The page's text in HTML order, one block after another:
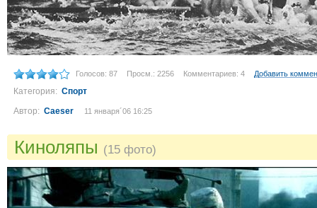
Голосов: 87 Просм.: 2256 Комментариев: 4 Добавить
Категория: Спорт
Автор: Caeser 11 января´06 16:25
Киноляпы (15 фото)